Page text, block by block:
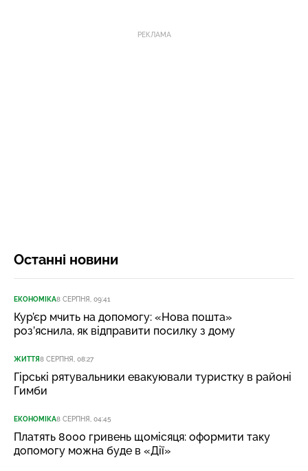
РЕКЛАМА
Останні новини
ЕКОНОМІКА8 СЕРПНЯ, 09:41
Кур’єр мчить на допомогу: «Нова пошта»
роз’яснила, як відправити посилку з дому
ЖИТТЯ8 СЕРПНЯ, 08:27
Гірські рятувальники евакуювали туристку в районі
Гимби
ЕКОНОМІКА8 СЕРПНЯ, 04:45
Платять 8000 гривень щомісяця: оформити таку
допомогу можна буде в «Дії»